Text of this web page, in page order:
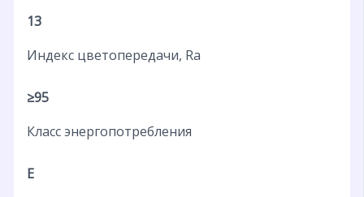
13
Индекс цветопередачи, Ra
≥95
Класс энергопотребления
E